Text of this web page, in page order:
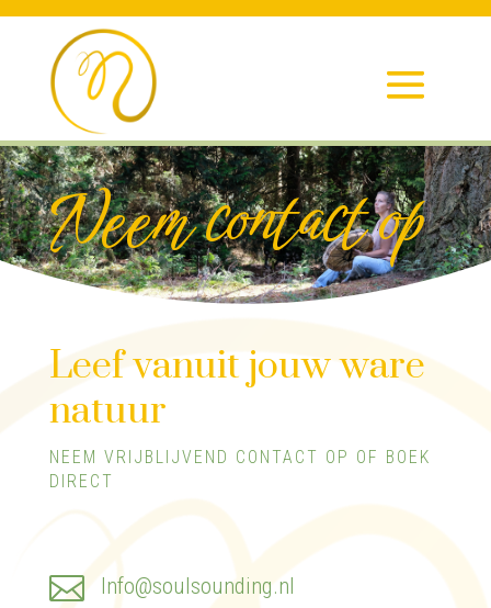
Neem contact op
Leef vanuit jouw ware
natuur
NEEM VRIJBLIJVEND CONTACT OP OF BOEK
DIRECT
 Info@soulsounding.nl